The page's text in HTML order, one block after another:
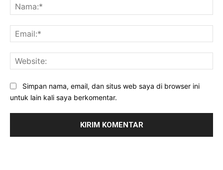
Simpan nama, email, dan situs web saya di browser ini
untuk lain kali saya berkomentar.